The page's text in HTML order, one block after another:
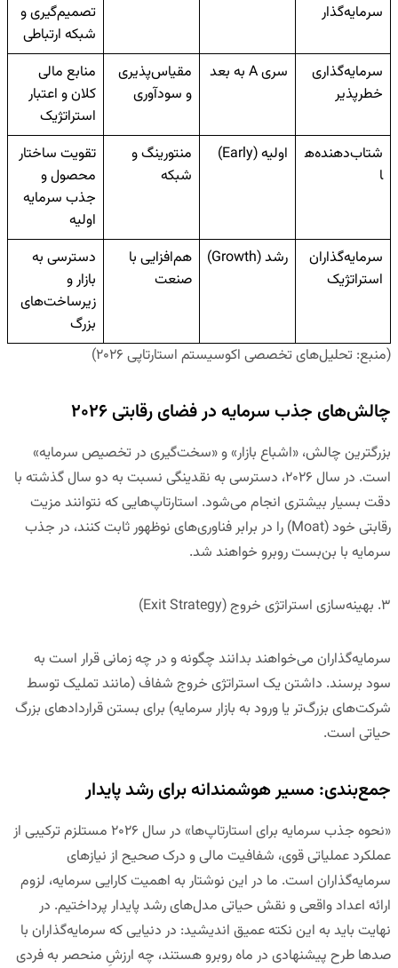
سرمایه‌گذار
تصمیم‌گیری و
شبکه ارتباطی
سرمایه‌گذاری
خطرپذیر
سری A به بعد
مقیاس‌پذیری
و سودآوری
منابع مالی
کلان و اعتبار
استراتژیک
شتاب‌دهنده‌ه
ا
اولیه (Early)
منتورینگ و
شبکه
تقویت ساختار
محصول و
جذب سرمایه
اولیه
سرمایه‌گذاران
استراتژیک
رشد (Growth)
هم‌افزایی با
صنعت
دسترسی به
بازار و
زیرساخت‌های
بزرگ
(منبع: تحلیل‌های تخصصی اکوسیستم استارتاپی ۲۰۲۶)
چالش‌های جذب سرمایه در فضای رقابتی ۲۰۲۶
بزرگترین چالش، «اشباع بازار» و «سخت‌گیری در تخصیص سرمایه»
است. در سال ۲۰۲۶، دسترسی به نقدینگی نسبت به دو سال گذشته با
دقت بسیار بیشتری انجام می‌شود. استارتاپ‌هایی که نتوانند مزیت
رقابتی خود (Moat) را در برابر فناوری‌های نوظهور ثابت کنند، در جذب
سرمایه با بن‌بست روبرو خواهند شد.
۳. بهینه‌سازی استراتژی خروج ( Exit Strategy
)
سرمایه‌گذاران می‌خواهند بدانند چگونه و در چه زمانی قرار است به
سود برسند. داشتن یک استراتژی خروج شفاف (مانند تملیک توسط
شرکت‌های بزرگ‌تر یا ورود به بازار سرمایه) برای بستن قراردادهای بزرگ
حیاتی است.
جمع‌بندی: مسیر هوشمندانه برای رشد پایدار
«نحوه جذب سرمایه برای استارتاپ‌ها» در سال ۲۰۲۶ مستلزم ترکیبی از
عملکرد عملیاتی قوی، شفافیت مالی و درک صحیح از نیازهای
سرمایه‌گذاران است. ما در این نوشتار به اهمیت کارایی سرمایه، لزوم
ارائه اعداد واقعی و نقش حیاتی مدل‌های رشد پایدار پرداختیم. در
نهایت باید به این نکته عمیق اندیشید: در دنیایی که سرمایه‌گذاران با
صدها طرح پیشنهادی در ماه روبرو هستند، چه ارزشِ منحصر به فردی